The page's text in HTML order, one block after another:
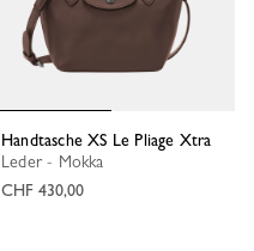
Handtasche XS Le Pliage Xtra
Leder - Mokka
CHF 430,00